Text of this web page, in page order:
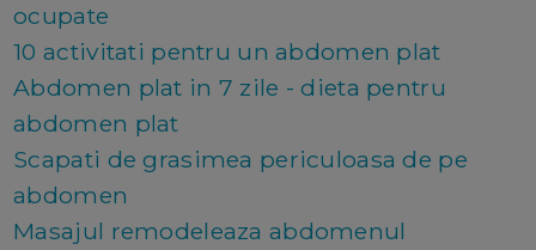
ocupate
10 activitati pentru un abdomen plat
Abdomen plat in 7 zile - dieta pentru
abdomen plat
Scapati de grasimea periculoasa de pe
abdomen
Masajul remodeleaza abdomenul